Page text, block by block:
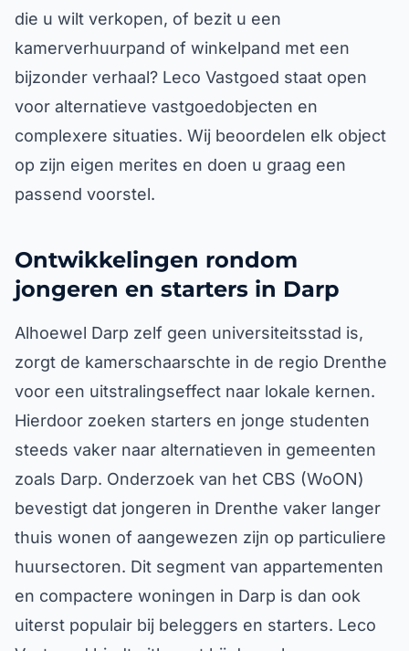
die u wilt verkopen, of bezit u een
kamerverhuurpand of winkelpand met een
bijzonder verhaal? Leco Vastgoed staat open
voor alternatieve vastgoedobjecten en
complexere situaties. Wij beoordelen elk object
op zijn eigen merites en doen u graag een
passend voorstel.
Ontwikkelingen rondom
jongeren en starters in Darp
Alhoewel Darp zelf geen universiteitsstad is,
zorgt de kamerschaarschte in de regio Drenthe
voor een uitstralingseffect naar lokale kernen.
Hierdoor zoeken starters en jonge studenten
steeds vaker naar alternatieven in gemeenten
zoals Darp. Onderzoek van het CBS (WoON)
bevestigt dat jongeren in Drenthe vaker langer
thuis wonen of aangewezen zijn op particuliere
huursectoren. Dit segment van appartementen
en compactere woningen in Darp is dan ook
uiterst populair bij beleggers en starters. Leco